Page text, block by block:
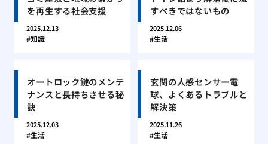
を再生する社会支援
2025.12.13
知識
すべきではないもの
2025.12.06
生活
オートロック鍵のメンテ
ナンスと長持ちさせる秘
訣
2025.12.03
生活
玄関の人感センサー電
球、よくあるトラブルと
解決策
2025.11.26
生活